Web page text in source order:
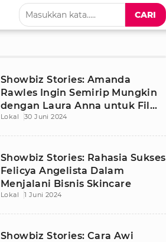
CARI
Showbiz Stories: Amanda
Rawles Ingin Semirip Mungkin
dengan Laura Anna untuk Film
Laura
Lokal 30 Juni 2024
Showbiz Stories: Rahasia Sukses
Felicya Angelista Dalam
Menjalani Bisnis Skincare
Lokal 1 Juni 2024
Showbiz Stories: Cara Awi